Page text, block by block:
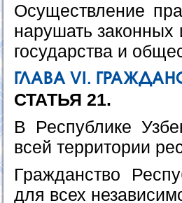
Осуществление
нарушать законных
государства и
ГЛАВА VI.
СТАТЬЯ 21.
В Республике
всей территории
Гражданство
для всех